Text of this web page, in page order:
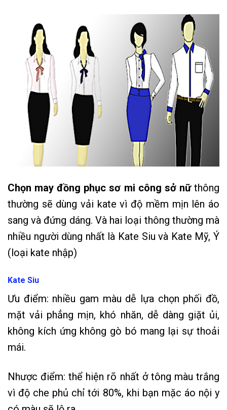
Chọn may đồng phục sơ mi công sở nữ thông
thường sẽ dùng vải kate vì độ mềm mịn lên áo
sang và đứng dáng. Và hai loại thông thường mà
nhiều người dùng nhất là Kate Siu và Kate Mỹ, Ý
(loại kate nhập)
Kate Siu
Ưu điểm: nhiều gam màu dễ lựa chọn phối đồ,
mặt vải phẳng mịn, khó nhăn, dễ dàng giặt ủi,
không kích ứng không gò bó mang lại sự thoải
mái.
Nhược điểm: thể hiện rõ nhất ở tông màu trắng
vì độ che phủ chỉ tới 80%, khi bạn mặc áo nội y